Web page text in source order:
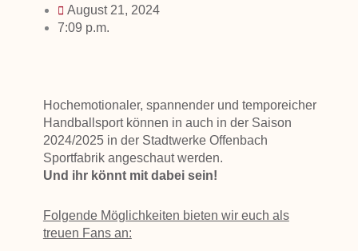
August 21, 2024
7:09 p.m.
Hochemotionaler, spannender und temporeicher
Handballsport können in auch in der Saison
2024/2025 in der Stadtwerke Offenbach
Sportfabrik angeschaut werden.
Und ihr könnt mit dabei sein!
Folgende Möglichkeiten bieten wir euch als
treuen Fans an: